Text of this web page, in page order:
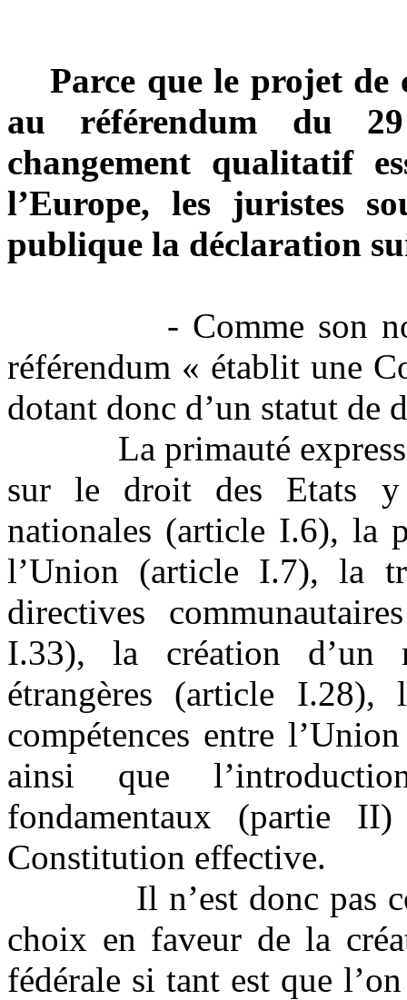
Parce que le projet de
au référendum du
changement qualitatif
l’Europe, les juristes
publique la déclaration
- Comme son nom
référendum « établit une
dotant donc d’un statut de
La primauté
sur le droit des Etats y
nationales (article I.6), la
l’Union (article I.7), la
directives
I.33), la création d’un
étrangères (article I.28),
compétences entre
ainsi que
fondamentaux (partie II)
Constitution effective.
Il n’est donc pas
choix en faveur de la
fédérale si tant est que